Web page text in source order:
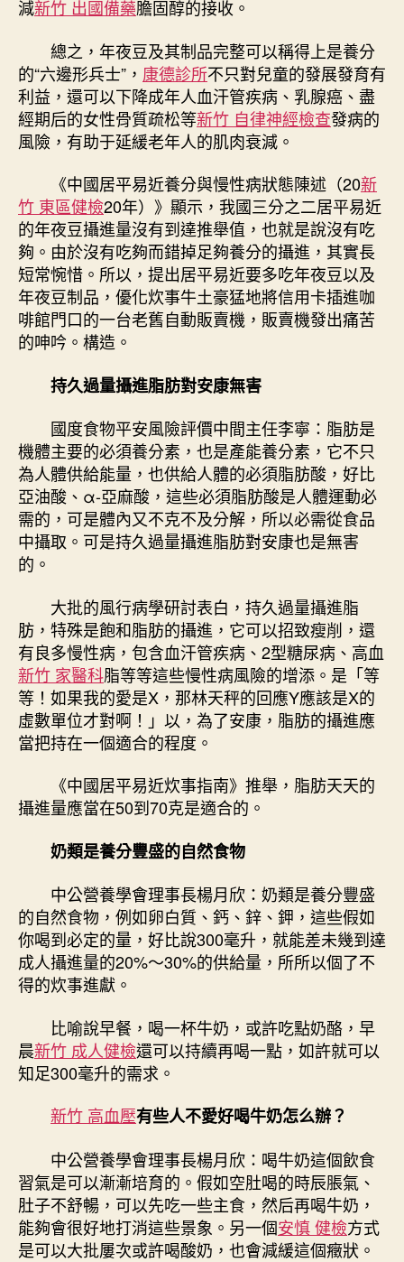
減新竹 出國備藥膽固醇的接收。
總之，年夜豆及其制品完整可以稱得上是養分
的“六邊形兵士”， 康德診所不只對兒童的發展發育有
利益，還可以下降成年人血汗管疾病、乳腺癌、盡
經期后的女性骨質疏松等新竹 自律神經檢查發病的
風險，有助于延緩老年人的肌肉衰減。
《中國居平易近養分與慢性病狀態陳述（20新
竹 東區健檢20年）》顯示，我國三分之二居平易近
的年夜豆攝進量沒有到達推舉值，也就是說沒有吃
夠。由於沒有吃夠而錯掉足夠養分的攝進，其實長
短常惋惜。所以，提出居平易近要多吃年夜豆以及
年夜豆制品，優化炊事牛土豪猛地將信用卡插進咖
啡館門口的一台老舊自動販賣機，販賣機發出痛苦
的呻吟。構造。
持久過量攝進脂肪對安康無害
國度食物平安風險評價中間主任李寧：脂肪是
機體主要的必須養分素，也是產能養分素，它不只
為人體供給能量，也供給人體的必須脂肪酸，好比
亞油酸、α-亞麻酸，這些必須脂肪酸是人體運動必
需的，可是體內又不克不及分解，所以必需從食品
中攝取。可是持久過量攝進脂肪對安康也是無害
的。
大批的風行病學研討表白，持久過量攝進脂
肪，特殊是飽和脂肪的攝進，它可以招致瘦削，還
有良多慢性病，包含血汗管疾病、2型糖尿病、高血
新竹 家醫科脂等等這些慢性病風險的增添。是「等
等！如果我的愛是X，那林天秤的回應Y應該是X的
虛數單位才對啊！」以，為了安康，脂肪的攝進應
當把持在一個適合的程度。
《中國居平易近炊事指南》推舉，脂肪天天的
攝進量應當在50到70克是適合的。
奶類是養分豐盛的自然食物
中公營養學會理事長楊月欣：奶類是養分豐盛
的自然食物，例如卵白質、鈣、鋅、鉀，這些假如
你喝到必定的量，好比說300毫升，就能差未幾到達
成人攝進量的20%～30%的供給量，所所以個了不
得的炊事進獻。
比喻說早餐，喝一杯牛奶，或許吃點奶酪，早
晨新竹 成人健檢還可以持續再喝一點，如許就可以
知足300毫升的需求。
新竹 高血壓有些人不愛好喝牛奶怎么辦？
中公營養學會理事長楊月欣：喝牛奶這個飲食
習氣是可以漸漸培育的。假如空肚喝的時辰脹氣、
肚子不舒暢，可以先吃一些主食，然后再喝牛奶，
能夠會很好地打消這些景象。另一個安慎 健檢方式
是可以大批屢次或許喝酸奶，也會減緩這個癥狀。